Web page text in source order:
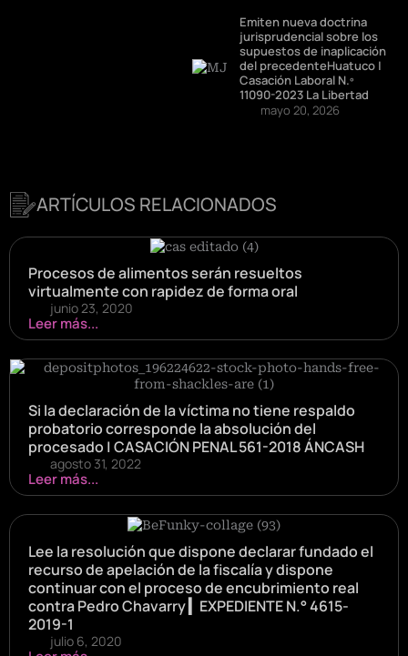
Emiten nueva doctrina
jurisprudencial sobre los
supuestos de inaplicación
del precedenteHuatuco |
Casación Laboral N.º
11090-2023 La Libertad
mayo 20, 2026
ARTÍCULOS RELACIONADOS
Procesos de alimentos serán resueltos
virtualmente con rapidez de forma oral
junio 23, 2020
Leer más...
Si la declaración de la víctima no tiene respaldo
probatorio corresponde la absolución del
procesado | CASACIÓN PENAL 561-2018 ÁNCASH
agosto 31, 2022
Leer más...
Lee la resolución que dispone declarar fundado el
recurso de apelación de la fiscalía y dispone
continuar con el proceso de encubrimiento real
contra Pedro Chavarry ▎EXPEDIENTE N.° 4615-
2019-1
julio 6, 2020